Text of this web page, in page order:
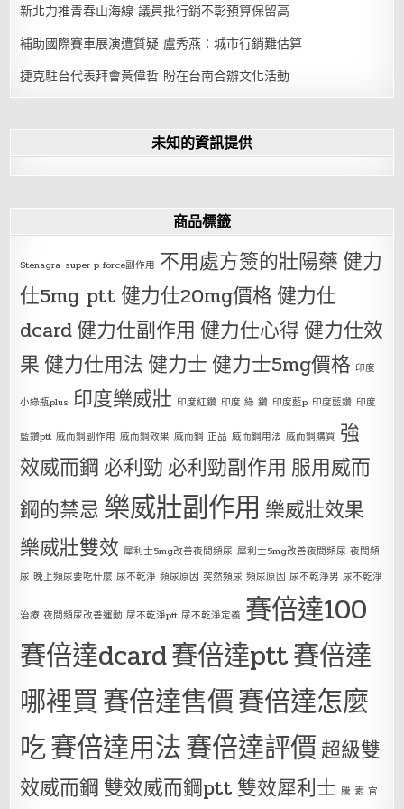
新北力推青春山海線 議員批行銷不彰預算保留高
補助國際賽車展演遭質疑 盧秀燕：城市行銷難估算
捷克駐台代表拜會黃偉哲 盼在台南合辦文化活動
未知的資訊提供
商品標籤
Stenagra super p force副作用 不用處方簽的壯陽藥健力
仕5mg ptt健力仕20mg價格健力仕
dcard健力仕副作用 健力仕心得健力仕效
果健力仕用法健力士健力士5mg價格 印度
小綠瓶plus 印度樂威壯 印度紅鑽 印度 綠 鑽 印度藍p 印度藍鑽 印度
藍鑽ptt 威而鋼副作用 威而鋼效果 威而鋼 正品 威而鋼用法 威而鋼購買 強
效威而鋼 必利勁 必利勁副作用 服用威而
鋼的禁忌 樂威壯副作用 樂威壯效果
樂威壯雙效 犀利士5mg改善夜間頻尿 犀利士5mg改善夜間頻尿 夜間頻
尿 晚上頻尿要吃什麼 尿不乾淨 頻尿原因 突然頻尿 頻尿原因 尿不乾淨男 尿不乾淨
治療 夜間頻尿改善運動 尿不乾淨ptt 尿不乾淨定義 賽倍達100
賽倍達dcard賽倍達ptt賽倍達
哪裡買賽倍達售價賽倍達怎麼
吃賽倍達用法賽倍達評價超級雙
效威而鋼 雙效威而鋼ptt 雙效犀利士 騰 素 官